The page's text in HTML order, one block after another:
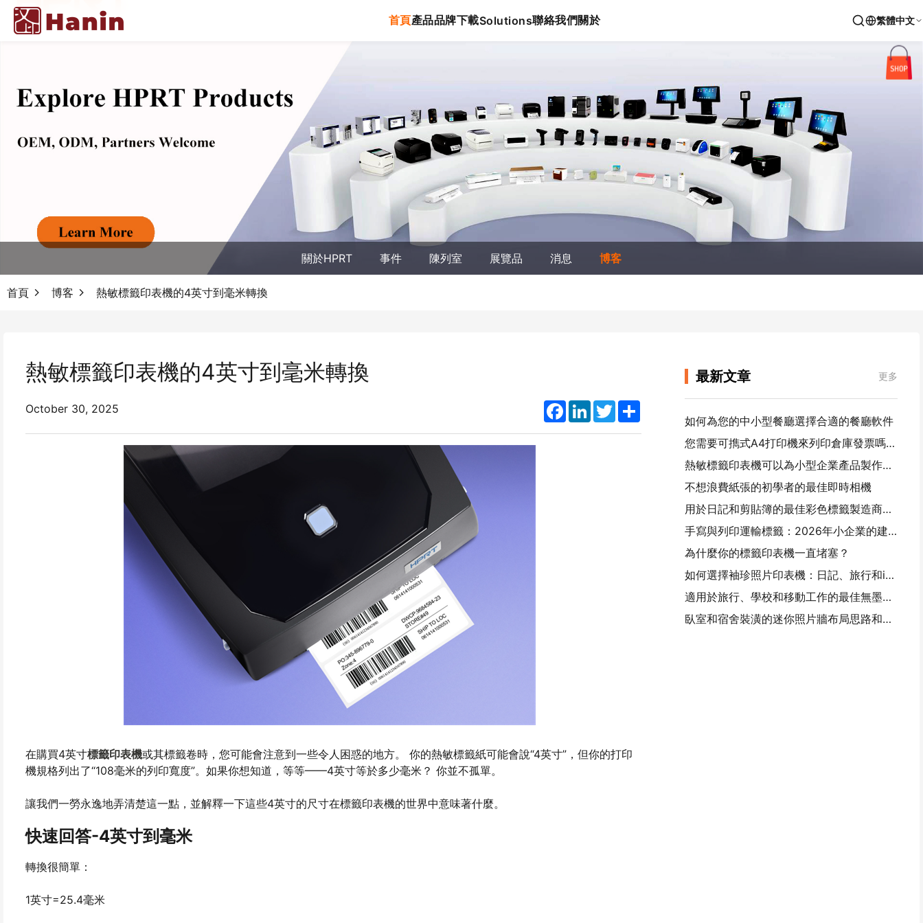
首頁產品品牌下載Solutions聯絡我們關於 繁體中文
關於HPRT 事件 陳列室 展覽品 消息 博客
首頁 博客 熱敏標籤印表機的4英寸到毫米轉換
熱敏標籤印表機的4英寸到毫米轉換
October 30, 2025 Facebook
LinkedInTwitterShare
在購買4英寸標籤印表機或其標籤卷時，您可能會注意到一些令人困惑的地方。 你的熱敏標籤紙可能會說“4英寸”，但你的打印
機規格列出了“108毫米的列印寬度”。如果你想知道，等等——4英寸等於多少毫米？ 你並不孤單。
讓我們一勞永逸地弄清楚這一點，並解釋一下這些4英寸的尺寸在標籤印表機的世界中意味著什麼。
快速回答-4英寸到毫米
轉換很簡單：
1英寸=25.4毫米
最新文章 更多
如何為您的中小型餐廳選擇合適的餐廳軟件
您需要可擕式A4打印機來列印倉庫發票嗎？ 什麼真正有效
熱敏標籤印表機可以為小型企業產品製作防水標籤嗎？
不想浪費紙張的初學者的最佳即時相機
用於日記和剪貼簿的最佳彩色標籤製造商：為每一頁添加更多顏色
手寫與列印運輸標籤：2026年小企業的建議
為什麼你的標籤印表機一直堵塞？
如何選擇袖珍照片印表機：日記、旅行和iPhone用戶的完整指南
適用於旅行、學校和移動工作的最佳無墨可擕式印表機：漢印MT620 Pro評測
臥室和宿舍裝潢的迷你照片牆布局思路和技巧